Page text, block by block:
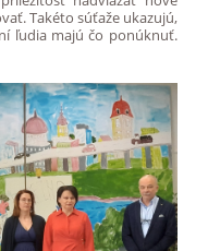
Takéto súťaže ukazujú,
ľudia majú čo ponúknuť.